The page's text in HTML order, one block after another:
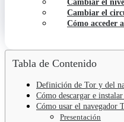
Cambiar el
Cambiar el
Cómo acceder
Tabla de Contenido
Definición de Tor y del
Cómo descargar e
Cómo usar el navegador
Presentación